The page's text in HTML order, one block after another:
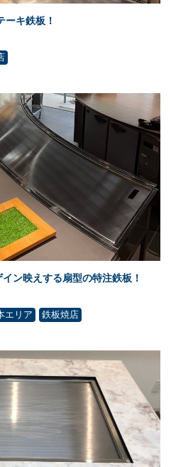
ーキ鉄板！
ン映えする扇型の特注鉄板！
エリア 鉄板焼店